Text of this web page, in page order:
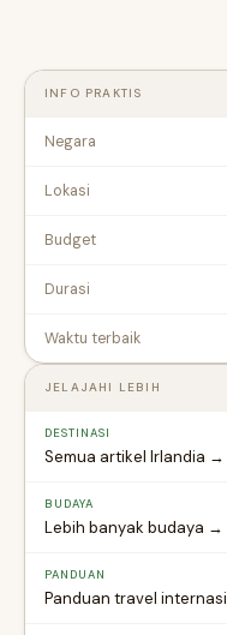
INFO PRAKTIS
Negara
Lokasi
Budget
Durasi
Waktu terbaik
JELAJAHI LEBIH
DESTINASI
Semua artikel Irlandia →
BUDAYA
Lebih banyak budaya →
PANDUAN
Panduan travel